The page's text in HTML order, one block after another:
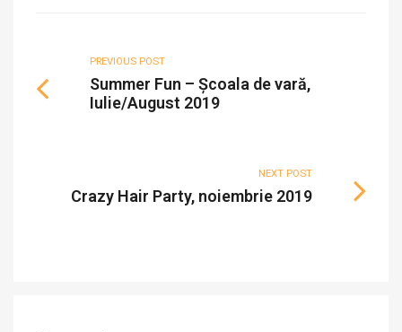
PREVIOUS POST
Summer Fun – Școala de vară,
Iulie/August 2019
NEXT POST
Crazy Hair Party, noiembrie 2019